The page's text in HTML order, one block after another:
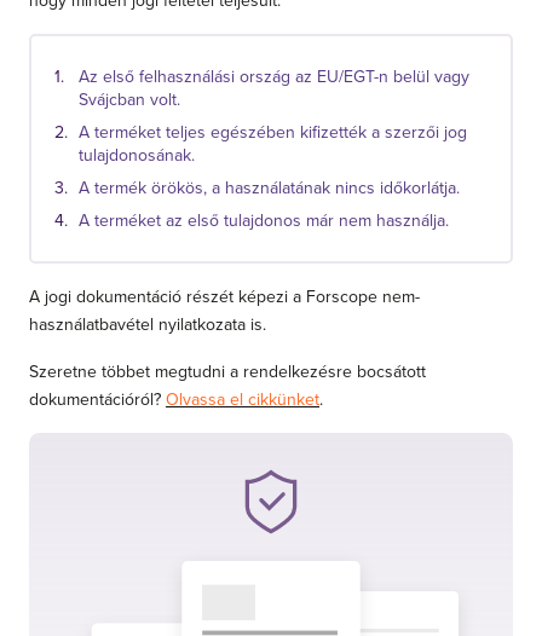
Az első felhasználási ország az EU/EGT-n belül vagy
Svájcban volt.
A terméket teljes egészében kifizették a szerzői jog
tulajdonosának.
A termék örökös, a használatának nincs időkorlátja.
A terméket az első tulajdonos már nem használja.
A jogi dokumentáció részét képezi a Forscope nem-
használatbavétel nyilatkozata is.
Szeretne többet megtudni a rendelkezésre bocsátott
dokumentációról? Olvassa el cikkünket.